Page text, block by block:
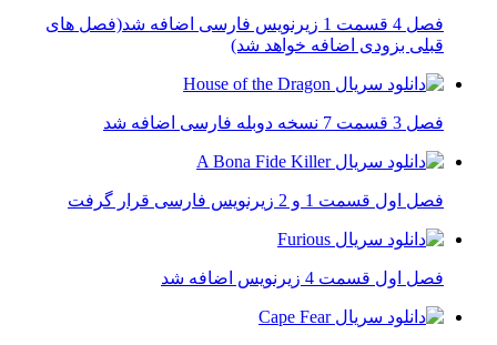
فصل 4 قسمت 1 زیرنویس فارسی اضافه شد(فصل های
قبلی بزودی اضافه خواهد شد)
فصل 3 قسمت 7 نسخه دوبله فارسی اضافه شد
فصل اول قسمت 1 و 2 زیرنویس فارسی قرار گرفت
فصل اول قسمت 4 زیرنویس اضافه شد